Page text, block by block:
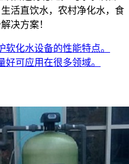
活直饮水，农村净化水，食
决方案！
软化水设备的性能特点。
好可应用在很多领域。